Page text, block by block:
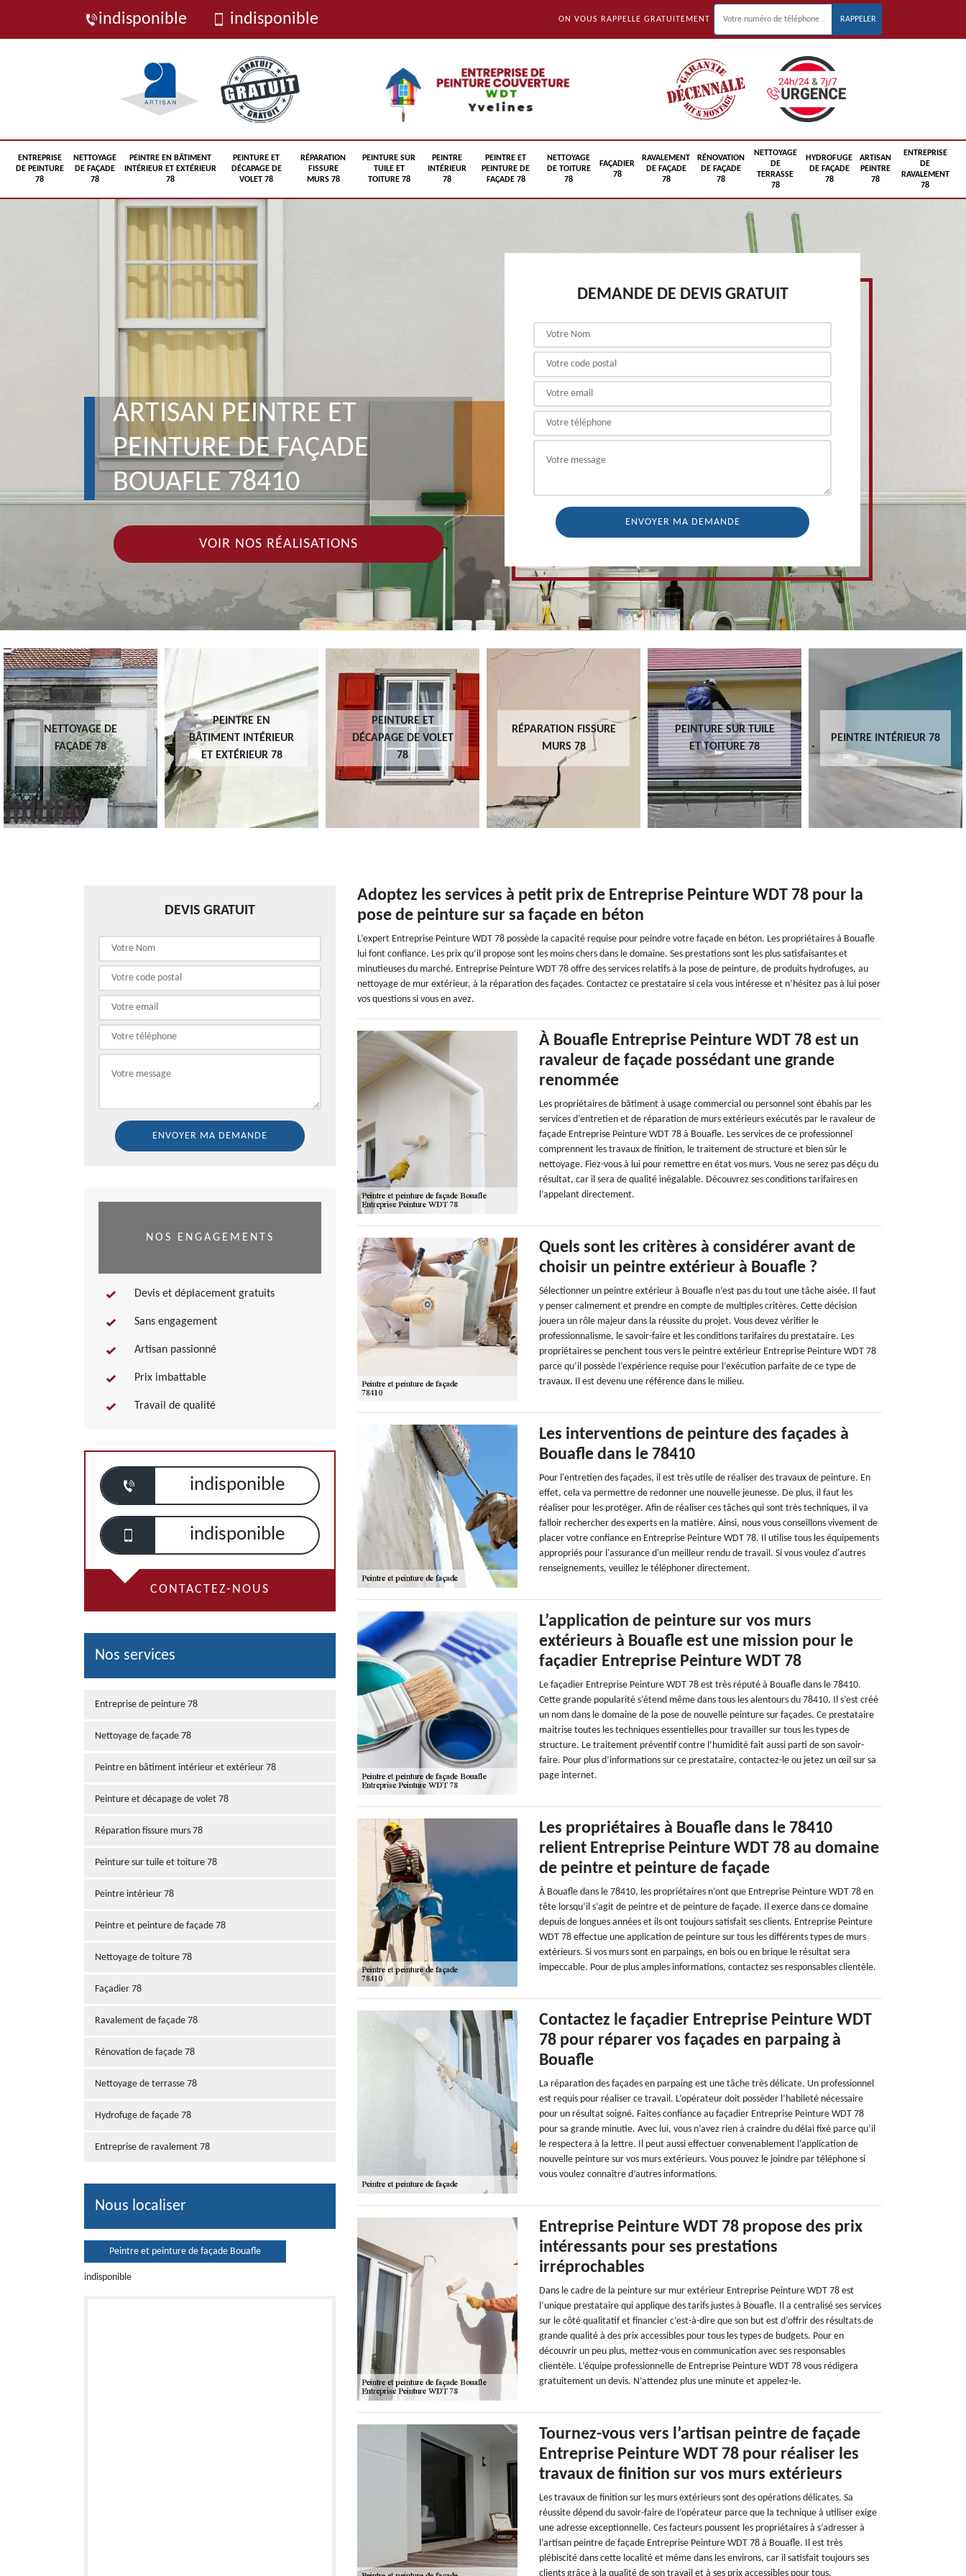
indisponible indisponible ON VOUS RAPPELLE GRATUITEMENT
ENTREPRISE
DE PEINTURE
78
NETTOYAGE
DE FAÇADE
78
PEINTRE EN BÂTIMENT
INTÉRIEUR ET EXTÉRIEUR
78
PEINTURE ET
DÉCAPAGE DE
VOLET 78
RÉPARATION
FISSURE
MURS 78
PEINTURE SUR
TUILE ET
TOITURE 78
PEINTRE
INTÉRIEUR
78
PEINTRE ET
PEINTURE DE
FAÇADE 78
NETTOYAGE
DE TOITURE
78
FAÇADIER
78
RAVALEMENT
DE FAÇADE
78
RÉNOVATION
DE FAÇADE
78
NETTOYAGE
DE
TERRASSE
78
HYDROFUGE
DE FAÇADE
78
ARTISAN
PEINTRE
78
ENTREPRISE
DE
RAVALEMENT
78
ARTISAN PEINTRE ET
PEINTURE DE FAÇADE
BOUAFLE 78410
VOIR NOS RÉALISATIONS
DEMANDE DE DEVIS GRATUIT
NETTOYAGE DE
FAÇADE 78
PEINTRE EN
BÂTIMENT INTÉRIEUR
ET EXTÉRIEUR 78
PEINTURE ET
DÉCAPAGE DE VOLET
78
RÉPARATION FISSURE
MURS 78
PEINTURE SUR TUILE
ET TOITURE 78
PEINTRE INTÉRIEUR 78
DEVIS GRATUIT
NOS ENGAGEMENTS
Devis et déplacement gratuits
Sans engagement
Artisan passionné
Prix imbattable
Travail de qualité
indisponible
indisponible
CONTACTEZ-NOUS
Nos services
Entreprise de peinture 78
Nettoyage de façade 78
Peintre en bâtiment intérieur et extérieur 78
Peinture et décapage de volet 78
Réparation fissure murs 78
Peinture sur tuile et toiture 78
Peintre intérieur 78
Peintre et peinture de façade 78
Nettoyage de toiture 78
Façadier 78
Ravalement de façade 78
Rénovation de façade 78
Nettoyage de terrasse 78
Hydrofuge de façade 78
Entreprise de ravalement 78
Nous localiser
Peintre et peinture de façade Bouafle
indisponible
Adoptez les services à petit prix de Entreprise Peinture WDT 78 pour la
pose de peinture sur sa façade en béton
L’expert Entreprise Peinture WDT 78 possède la capacité requise pour peindre votre façade en béton. Les propriétaires à Bouafle
lui font confiance. Les prix qu’il propose sont les moins chers dans le domaine. Ses prestations sont les plus satisfaisantes et
minutieuses du marché. Entreprise Peinture WDT 78 offre des services relatifs à la pose de peinture, de produits hydrofuges, au
nettoyage de mur extérieur, à la réparation des façades. Contactez ce prestataire si cela vous intéresse et n’hésitez pas à lui poser
vos questions si vous en avez.
À Bouafle Entreprise Peinture WDT 78 est un
ravaleur de façade possédant une grande
renommée
Les propriétaires de bâtiment à usage commercial ou personnel sont ébahis par les
services d’entretien et de réparation de murs extérieurs exécutés par le ravaleur de
façade Entreprise Peinture WDT 78 à Bouafle. Les services de ce professionnel
comprennent les travaux de finition, le traitement de structure et bien sûr le
nettoyage. Fiez-vous à lui pour remettre en état vos murs. Vous ne serez pas déçu du
résultat, car il sera de qualité inégalable. Découvrez ses conditions tarifaires en
l’appelant directement.
Quels sont les critères à considérer avant de
choisir un peintre extérieur à Bouafle ?
Sélectionner un peintre extérieur à Bouafle n’est pas du tout une tâche aisée. Il faut
y penser calmement et prendre en compte de multiples critères. Cette décision
jouera un rôle majeur dans la réussite du projet. Vous devez vérifier le
professionnalisme, le savoir-faire et les conditions tarifaires du prestataire. Les
propriétaires se penchent tous vers le peintre extérieur Entreprise Peinture WDT 78
parce qu’il possède l’expérience requise pour l’exécution parfaite de ce type de
travaux. Il est devenu une référence dans le milieu.
Les interventions de peinture des façades à
Bouafle dans le 78410
Pour l'entretien des façades, il est très utile de réaliser des travaux de peinture. En
effet, cela va permettre de redonner une nouvelle jeunesse. De plus, il faut les
réaliser pour les protéger. Afin de réaliser ces tâches qui sont très techniques, il va
falloir rechercher des experts en la matière. Ainsi, nous vous conseillons vivement de
placer votre confiance en Entreprise Peinture WDT 78. Il utilise tous les équipements
appropriés pour l'assurance d'un meilleur rendu de travail. Si vous voulez d'autres
renseignements, veuillez le téléphoner directement.
L’application de peinture sur vos murs
extérieurs à Bouafle est une mission pour le
façadier Entreprise Peinture WDT 78
Le façadier Entreprise Peinture WDT 78 est très réputé à Bouafle dans le 78410.
Cette grande popularité s’étend même dans tous les alentours du 78410. Il s’est créé
un nom dans le domaine de la pose de nouvelle peinture sur façades. Ce prestataire
maitrise toutes les techniques essentielles pour travailler sur tous les types de
structure. Le traitement préventif contre l’humidité fait aussi parti de son savoir-
faire. Pour plus d’informations sur ce prestataire, contactez-le ou jetez un œil sur sa
page internet.
Les propriétaires à Bouafle dans le 78410
relient Entreprise Peinture WDT 78 au domaine
de peintre et peinture de façade
À Bouafle dans le 78410, les propriétaires n’ont que Entreprise Peinture WDT 78 en
tête lorsqu’il s’agit de peintre et de peinture de façade. Il exerce dans ce domaine
depuis de longues années et ils ont toujours satisfait ses clients. Entreprise Peinture
WDT 78 effectue une application de peinture sur tous les différents types de murs
extérieurs. Si vos murs sont en parpaings, en bois ou en brique le résultat sera
impeccable. Pour de plus amples informations, contactez ses responsables clientèle.
Contactez le façadier Entreprise Peinture WDT
78 pour réparer vos façades en parpaing à
Bouafle
La réparation des façades en parpaing est une tâche très délicate. Un professionnel
est requis pour réaliser ce travail. L’opérateur doit posséder l’habileté nécessaire
pour un résultat soigné. Faites confiance au façadier Entreprise Peinture WDT 78
pour sa grande minutie. Avec lui, vous n’avez rien à craindre du délai fixé parce qu’il
le respectera à la lettre. Il peut aussi effectuer convenablement l’application de
nouvelle peinture sur vos murs extérieurs. Vous pouvez le joindre par téléphone si
vous voulez connaitre d’autres informations.
Entreprise Peinture WDT 78 propose des prix
intéressants pour ses prestations
irréprochables
Dans le cadre de la peinture sur mur extérieur Entreprise Peinture WDT 78 est
l’unique prestataire qui applique des tarifs justes à Bouafle. Il a centralisé ses services
sur le côté qualitatif et financier c’est-à-dire que son but est d’offrir des résultats de
grande qualité à des prix accessibles pour tous les types de budgets. Pour en
découvrir un peu plus, mettez-vous en communication avec ses responsables
clientèle. L’équipe professionnelle de Entreprise Peinture WDT 78 vous rédigera
gratuitement un devis. N’attendez plus une minute et appelez-le.
Tournez-vous vers l’artisan peintre de façade
Entreprise Peinture WDT 78 pour réaliser les
travaux de finition sur vos murs extérieurs
Les travaux de finition sur les murs extérieurs sont des opérations délicates. Sa
réussite dépend du savoir-faire de l’opérateur parce que la technique à utiliser exige
une adresse exceptionnelle. Ces facteurs poussent les propriétaires à s’adresser à
l’artisan peintre de façade Entreprise Peinture WDT 78 à Bouafle. Il est très
plébiscité dans cette localité et même dans les environs, car il satisfait toujours ses
clients grâce à la qualité de son travail et à ses prix accessibles pour tous.